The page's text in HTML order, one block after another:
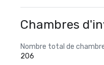
Chambres
Nombre total de
206